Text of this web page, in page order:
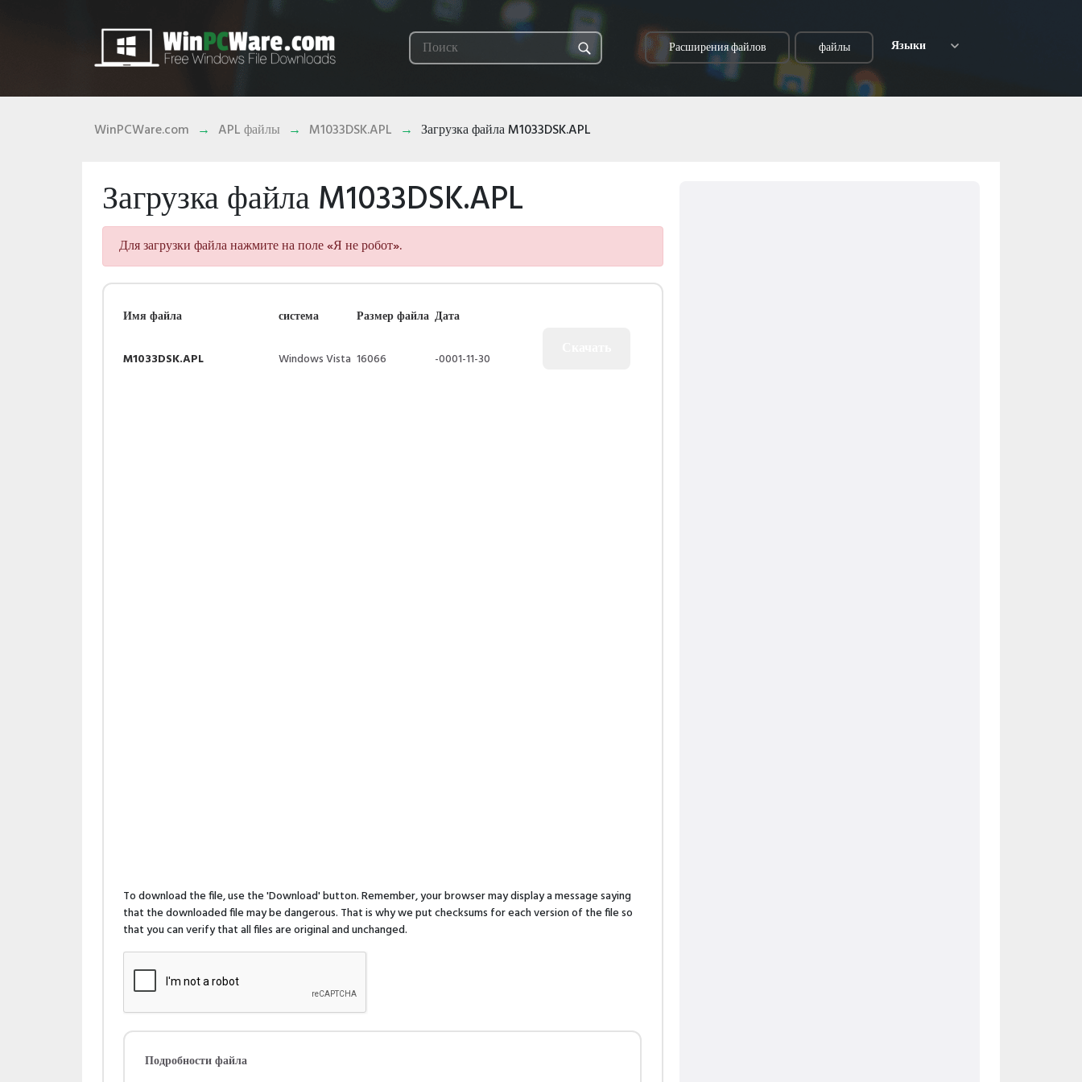
Расширения файлов файлы Языки
WinPCWare.com APL файлы M1033DSK.APL Загрузка файла M1033DSK.APL
Загрузка файла M1033DSK.APL
Для загрузки файла нажмите на поле «Я не робот».
Имя файла
M1033DSK.APL
система
Windows Vista
Размер файла
16066
Дата
-0001-11-30
To download the file, use the 'Download' button. Remember, your browser may display a message saying
that the downloaded file may be dangerous. That is why we put checksums for each version of the file so
that you can verify that all files are original and unchanged.
Подробности файла